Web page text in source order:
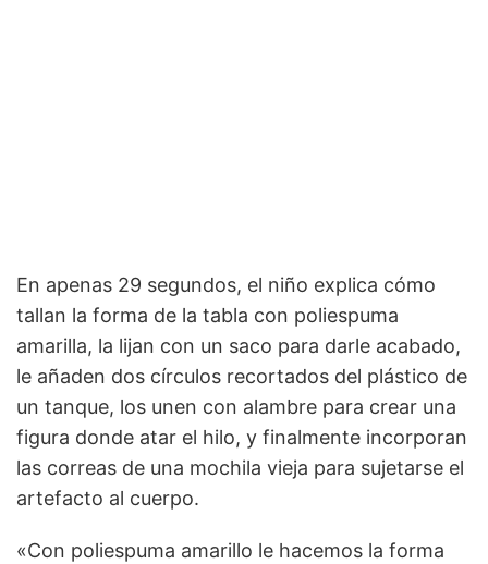
En apenas 29 segundos, el niño explica cómo
tallan la forma de la tabla con poliespuma
amarilla, la lijan con un saco para darle acabado,
le añaden dos círculos recortados del plástico de
un tanque, los unen con alambre para crear una
figura donde atar el hilo, y finalmente incorporan
las correas de una mochila vieja para sujetarse el
artefacto al cuerpo.
«Con poliespuma amarillo le hacemos la forma